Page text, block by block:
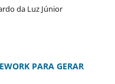
da Luz Júnior
PARA GERAR